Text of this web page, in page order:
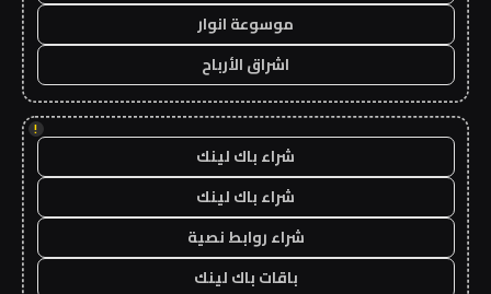
موسوعة انوار
اشراق الأرباح
!
شراء باك لينك
شراء باك لينك
شراء روابط نصية
باقات باك لينك